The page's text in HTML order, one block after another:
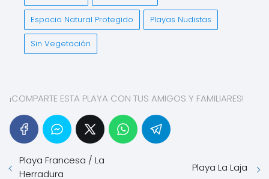
Espacio Natural Protegido Playas Nudistas
Sin Vegetación
¡COMPARTE ESTA PLAYA CON TUS AMIGOS Y FAMILIARES!
Playa Francesa / La
Herradura
Playa La Laja